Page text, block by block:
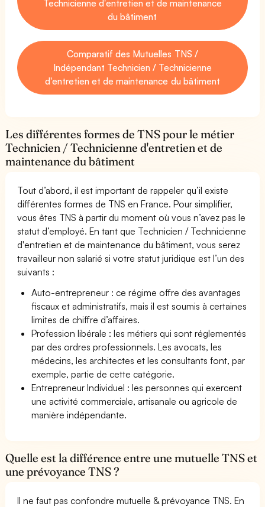
Technicienne d'entretien et de maintenance
du bâtiment
Comparatif des Mutuelles TNS /
Indépendant Technicien / Technicienne
d'entretien et de maintenance du bâtiment
Les différentes formes de TNS pour le métier
Technicien / Technicienne d'entretien et de
maintenance du bâtiment
Tout d’abord, il est important de rappeler qu’il existe
différentes formes de TNS en France. Pour simplifier,
vous êtes TNS à partir du moment où vous n’avez pas le
statut d’employé. En tant que Technicien / Technicienne
d'entretien et de maintenance du bâtiment, vous serez
travailleur non salarié si votre statut juridique est l’un des
suivants :
Auto-entrepreneur : ce régime offre des avantages
fiscaux et administratifs, mais il est soumis à certaines
limites de chiffre d’affaires.
Profession libérale : les métiers qui sont réglementés
par des ordres professionnels. Les avocats, les
médecins, les architectes et les consultants font, par
exemple, partie de cette catégorie.
Entrepreneur Individuel : les personnes qui exercent
une activité commerciale, artisanale ou agricole de
manière indépendante.
Quelle est la différence entre une mutuelle TNS et
une prévoyance TNS ?
Il ne faut pas confondre mutuelle & prévoyance TNS. En